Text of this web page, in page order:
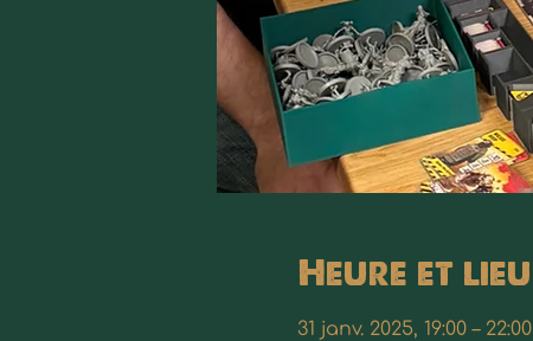
Heure et lieu
31 janv. 2025, 19:00 – 22:00